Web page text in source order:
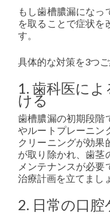
もし歯槽膿漏になっ
を取ることで症状を
す。
具体的な対策を3つご
1. 歯科医に
ける
歯槽膿漏の初期段階
やルートプレーニン
クリーニングが効果
が取り除かれ、歯茎
メンテナンスが必要
治療計画を立てまし
2. 日常の口